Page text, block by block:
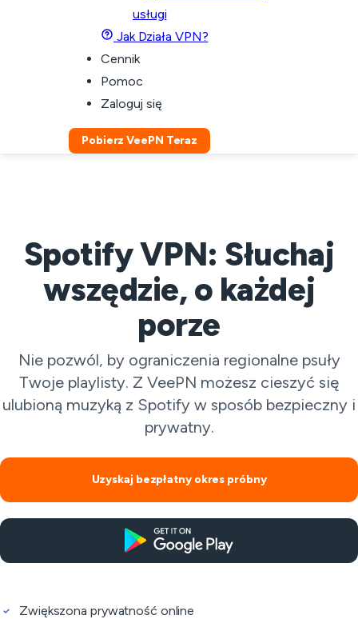
usługi
Jak Działa VPN?
Cennik
Pomoc
Zaloguj się
Pobierz VeePN Teraz
Spotify VPN: Słuchaj
wszędzie, o każdej
porze
Nie pozwól, by ograniczenia regionalne psuły
Twoje playlisty. Z VeePN możesz cieszyć się
ulubioną muzyką z Spotify w sposób bezpieczny i
prywatny.
Uzyskaj bezpłatny okres próbny
Zwiększona prywatność online